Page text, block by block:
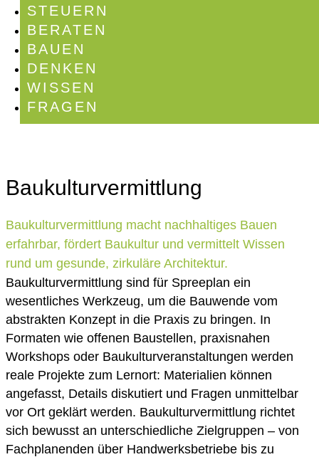
STEUERN
BERATEN
BAUEN
DENKEN
WISSEN
FRAGEN
Baukulturvermittlung
Baukulturvermittlung macht nachhaltiges Bauen
erfahrbar, fördert Baukultur und vermittelt Wissen
rund um gesunde, zirkuläre Architektur.
Baukulturvermittlung sind für Spreeplan ein
wesentliches Werkzeug, um die Bauwende vom
abstrakten Konzept in die Praxis zu bringen. In
Formaten wie offenen Baustellen, praxisnahen
Workshops oder Baukulturveranstaltungen werden
reale Projekte zum Lernort: Materialien können
angefasst, Details diskutiert und Fragen unmittelbar
vor Ort geklärt werden. Baukulturvermittlung richtet
sich bewusst an unterschiedliche Zielgruppen – von
Fachplanenden über Handwerksbetriebe bis zu